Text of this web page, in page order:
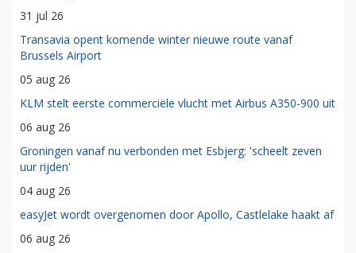
31 jul 26
Transavia opent komende winter nieuwe route vanaf
Brussels Airport
05 aug 26
KLM stelt eerste commerciële vlucht met Airbus A350-900 uit
06 aug 26
Groningen vanaf nu verbonden met Esbjerg: 'scheelt zeven
uur rijden'
04 aug 26
easyJet wordt overgenomen door Apollo, Castlelake haakt af
06 aug 26